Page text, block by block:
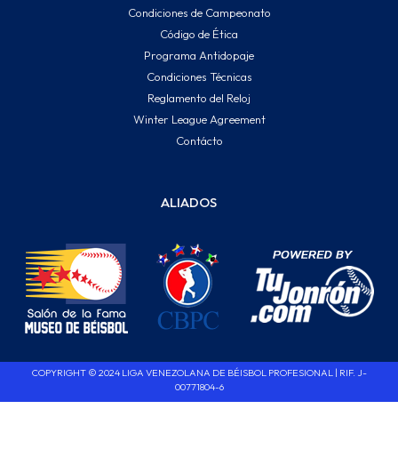
Condiciones de Campeonato
Código de Ética
Programa Antidopaje
Condiciones Técnicas
Reglamento del Reloj
Winter League Agreement
Contácto
ALIADOS
COPYRIGHT © 2024 LIGA VENEZOLANA DE BÉISBOL PROFESIONAL | RIF. J-
00771804-6